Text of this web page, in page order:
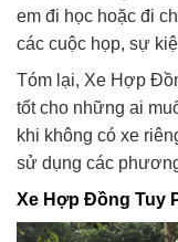
em đi học hoặc đi
các cuộc họp, sự
Tóm lại, Xe Hợp
tốt cho những ai
khi không có xe
sử dụng các
Xe Hợp Đồng Tuy